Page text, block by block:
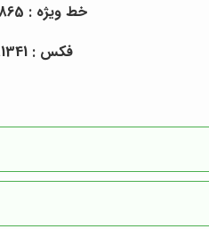
خط ویژه : 55786865
فکس : 55191341